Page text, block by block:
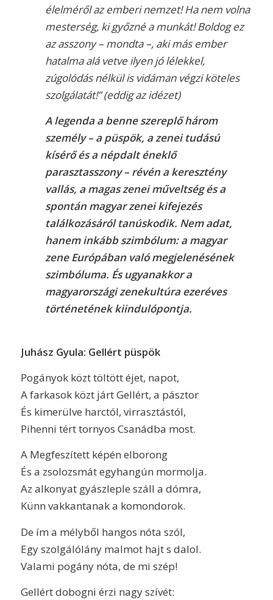
élelméről az emberi nemzet! Ha nem volna
mesterség, ki győzné a munkát! Boldog ez
az asszony – mondta –, aki más ember
hatalma alá vetve ilyen jó lélekkel,
zúgolódás nélkül is vidáman végzi köteles
szolgálatát!” (eddig az idézet)
A legenda a benne szereplő három
személy – a püspök, a zenei tudású
kísérő és a népdalt éneklő
parasztasszony – révén a keresztény
vallás, a magas zenei műveltség és a
spontán magyar zenei kifejezés
találkozásáról tanúskodik. Nem adat,
hanem inkább szimbólum: a magyar
zene Európában való megjelenésének
szimbóluma. És ugyanakkor a
magyarországi zenekultúra ezeréves
történetének kiindulópontja.
Juhász Gyula: Gellért püspök
Pogányok közt töltött éjet, napot,
A farkasok közt járt Gellért, a pásztor
És kimerülve harctól, virrasztástól,
Pihenni tért tornyos Csanádba most.
A Megfeszített képén elborong
És a zsolozsmát egyhangún mormolja.
Az alkonyat gyászleple száll a dómra,
Künn vakkantanak a komondorok.
De ím a mélyből hangos nóta szól,
Egy szolgálólány malmot hajt s dalol.
Valami pogány nóta, de mi szép!
Gellért dobogni érzi nagy szívét: